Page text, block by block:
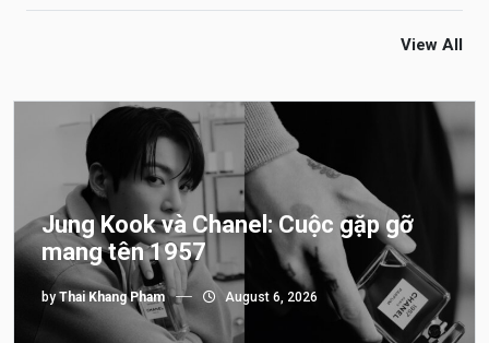
View All
Jung Kook và Chanel: Cuộc gặp gỡ
mang tên 1957
byThai Khang Pham August 6, 2026